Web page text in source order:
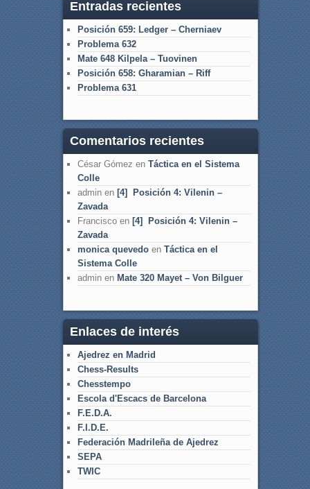
Entradas recientes
Posición 659: Ledger – Cherniaev
Problema 632
Mate 648 Kilpela – Tuovinen
Posición 658: Gharamian – Riff
Problema 631
Comentarios recientes
César Gómez en Táctica en el Sistema
Colle
adminen [4] Posición 4: Vilenin –
Zavada
Franciscoen [4] Posición 4: Vilenin –
Zavada
monica quevedoen Táctica en el
Sistema Colle
adminen Mate 320 Mayet – Von Bilguer
Enlaces de interés
Ajedrez en Madrid
Chess-Results
Chesstempo
Escola d'Escacs de Barcelona
F.E.D.A.
F.I.D.E.
Federación Madrileña de Ajedrez
SEPA
TWIC